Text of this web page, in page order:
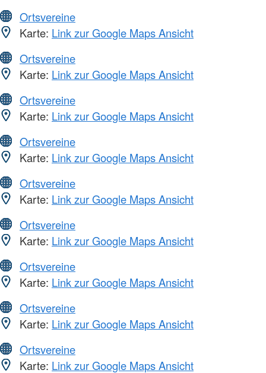
Ortsvereine
Karte: Link zur Google Maps Ansicht
Ortsvereine
Karte: Link zur Google Maps Ansicht
Ortsvereine
Karte: Link zur Google Maps Ansicht
Ortsvereine
Karte: Link zur Google Maps Ansicht
Ortsvereine
Karte: Link zur Google Maps Ansicht
Ortsvereine
Karte: Link zur Google Maps Ansicht
Ortsvereine
Karte: Link zur Google Maps Ansicht
Ortsvereine
Karte: Link zur Google Maps Ansicht
Ortsvereine
Karte: Link zur Google Maps Ansicht